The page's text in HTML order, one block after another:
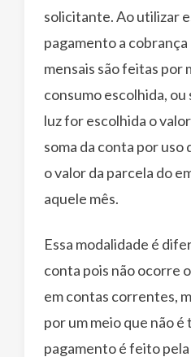
solicitante. Ao utilizar
pagamento a cobrança
mensais são feitas por
consumo escolhida, ou
luz for escolhida o
soma da conta por
o valor da parcela do
aquele mês.
Essa modalidade é
conta pois não ocorre
em contas correntes,
por um meio que não
pagamento é feito